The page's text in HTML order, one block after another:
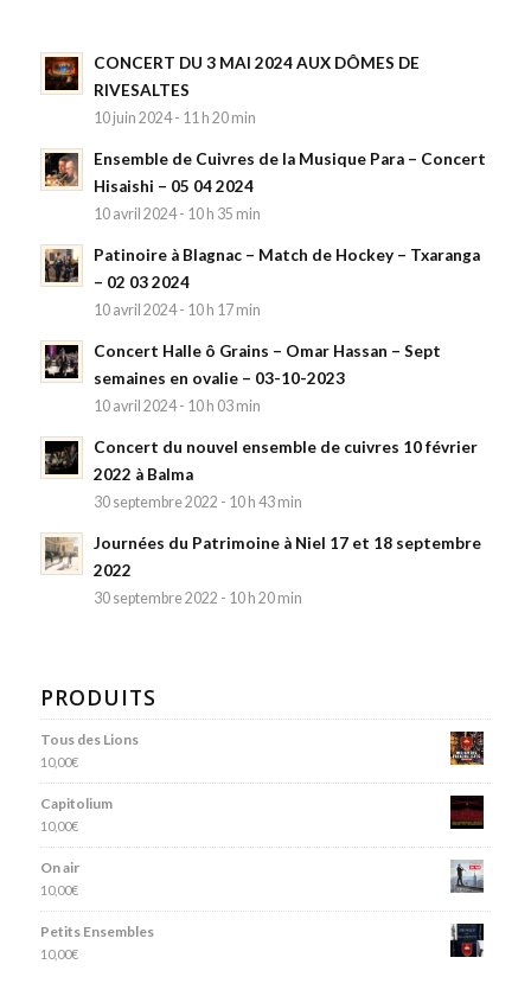
CONCERT DU 3 MAI 2024 AUX DÔMES DE
RIVESALTES
10 juin 2024 - 11 h 20 min
Ensemble de Cuivres de la Musique Para – Concert
Hisaishi – 05 04 2024
10 avril 2024 - 10 h 35 min
Patinoire à Blagnac – Match de Hockey – Txaranga
– 02 03 2024
10 avril 2024 - 10 h 17 min
Concert Halle ô Grains – Omar Hassan – Sept
semaines en ovalie – 03-10-2023
10 avril 2024 - 10 h 03 min
Concert du nouvel ensemble de cuivres 10 février
2022 à Balma
30 septembre 2022 - 10 h 43 min
Journées du Patrimoine à Niel 17 et 18 septembre
2022
30 septembre 2022 - 10 h 20 min
PRODUITS
Tous des Lions
10,00€
Capitolium
10,00€
On air
10,00€
Petits Ensembles
10,00€